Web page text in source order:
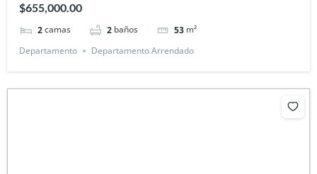
$655,000.00
2camas 2 baños 53 m²
Departamento
Departamento Arrendado